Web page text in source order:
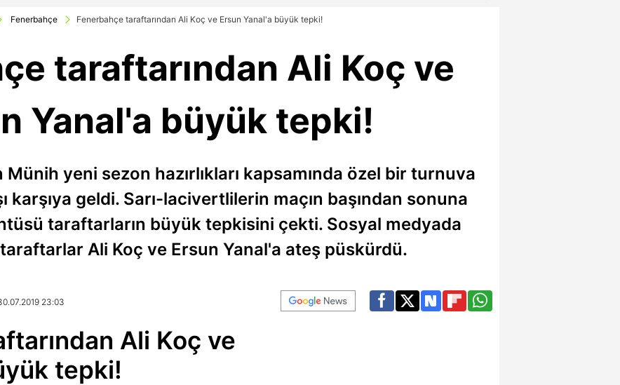
Fenerbahçe Fenerbahçe taraftarından Ali Koç ve Ersun Yanal'a büyük tepki!
taraftarından Ali Koç ve
Yanal'a büyük tepki!
yeni sezon hazırlıkları kapsamında özel bir turnuva
karşıya geldi. Sarı-lacivertlilerin maçın başından sonuna
taraftarların büyük tepkisini çekti. Sosyal medyada
Ali Koç ve Ersun Yanal'a ateş püskürdü.
23:03
Ali Koç ve
tepki!